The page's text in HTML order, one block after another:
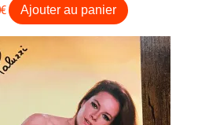
€ Ajouter au panier